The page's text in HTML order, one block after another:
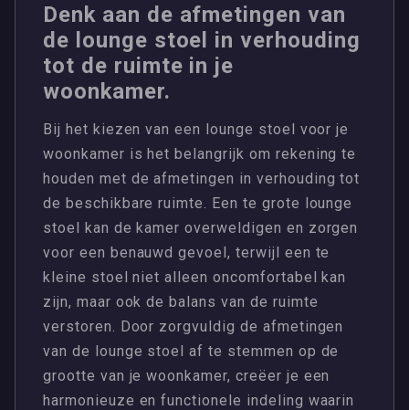
Denk aan de afmetingen van
de lounge stoel in verhouding
tot de ruimte in je
woonkamer.
Bij het kiezen van een lounge stoel voor je
woonkamer is het belangrijk om rekening te
houden met de afmetingen in verhouding tot
de beschikbare ruimte. Een te grote lounge
stoel kan de kamer overweldigen en zorgen
voor een benauwd gevoel, terwijl een te
kleine stoel niet alleen oncomfortabel kan
zijn, maar ook de balans van de ruimte
verstoren. Door zorgvuldig de afmetingen
van de lounge stoel af te stemmen op de
grootte van je woonkamer, creëer je een
harmonieuze en functionele indeling waarin